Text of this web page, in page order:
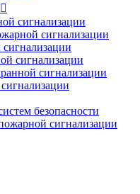

сигнализации
сигнализации
сигнализации
сигнализации
безопасности
сигнализации